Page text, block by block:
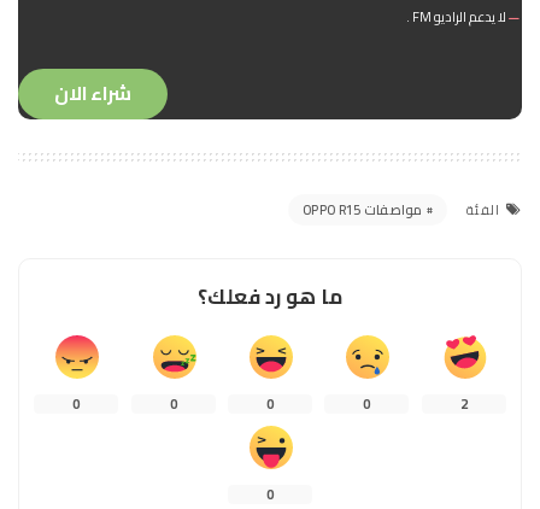
لا يدعم الراديو FM .
شراء الان
الفئة مواصفات OPPO R15
ما هو رد فعلك؟
2
0
0
0
0
0